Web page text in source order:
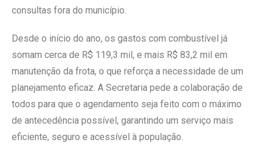
consultas fora do município.
Desde o início do ano, os gastos com combustível já
somam cerca de R$ 119,3 mil, e mais R$ 83,2 mil em
manutenção da frota, o que reforça a necessidade de um
planejamento eficaz. A Secretaria pede a colaboração de
todos para que o agendamento seja feito com o máximo
de antecedência possível, garantindo um serviço mais
eficiente, seguro e acessível à população.